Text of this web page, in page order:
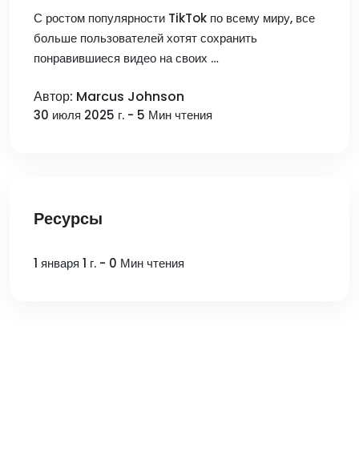
скачивания
С ростом популярности TikTok по всему миру, все
больше пользователей хотят сохранить
понравившиеся видео на своих …
Автор: Marcus Johnson
30 июля 2025 г. - 5 Мин чтения
Ресурсы
1 января 1 г. - 0 Мин чтения